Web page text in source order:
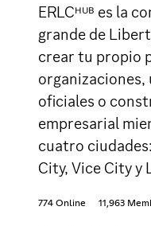
ERLCᴴᵁᴮ es la
grande de
crear tu propio
oficiales o
empresarial
cuatro
City, Vice City y
774 Online 11,963